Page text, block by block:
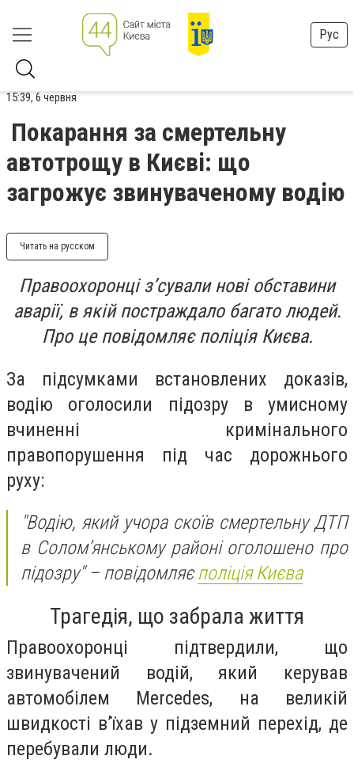
Рус
15:39, 6 червня
Покарання за смертельну
автотрощу в Києві: що
загрожує звинуваченому водію
Читать на русском
Правоохоронці з’сували нові обставини
аварії, в якій постраждало багато людей.
Про це повідомляє поліція Києва.
За підсумками встановлених доказів,
водію оголосили підозру в умисному
вчиненні кримінального
правопорушення під час дорожнього
руху:
"Водію, який учора скоїв смертельну ДТП
в Соломʼянському районі оголошено про
підозру" – повідомляєполіція Києва
Трагедія, що забрала життя
Правоохоронці підтвердили, що
звинувачений водій, який керував
автомобілем Mercedes, на великій
швидкості вʼїхав у підземний перехід, де
перебували люди.